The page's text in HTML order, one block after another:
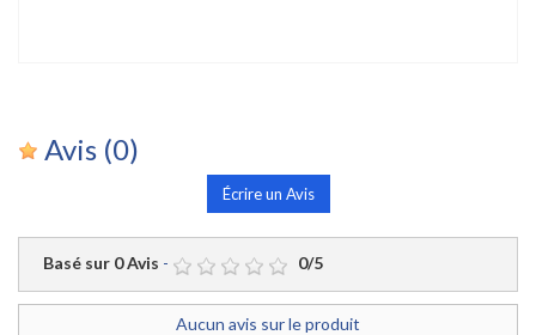
Avis (0)
Écrire un Avis
Basé sur 0Avis - 0/5
Aucun avis sur le produit